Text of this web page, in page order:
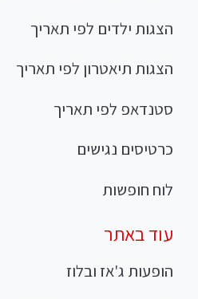
הצגות ילדים לפי תאריך
הצגות תיאטרון לפי תאריך
סטנדאפ לפי תאריך
כרטיסים נגישים
לוח חופשות
עוד באתר
הופעות ג'אז ובלוז